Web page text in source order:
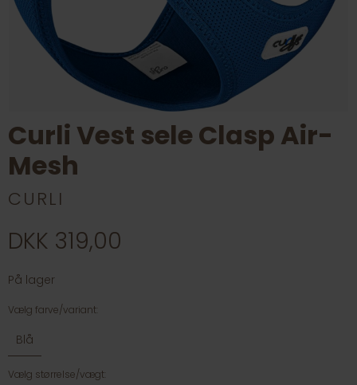
Curli Vest sele Clasp Air-
Mesh
CURLI
DKK 319,00
På lager
Vælg farve/variant:
Blå
Vælg størrelse/vægt: